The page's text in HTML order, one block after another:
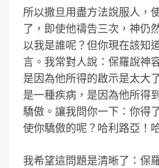
所以撒旦用盡方法說服人，
了，即使他禱告三次，神仍
以我是誰呢？但你現在該知
言。我常對人說：保羅說神
是因為他所得的啟示是太大
是一種疾病，是因為他所得
驕傲。讓我問你一下：你得
使你驕傲的呢？哈利路亞！
我希望這問題是清晰了：保